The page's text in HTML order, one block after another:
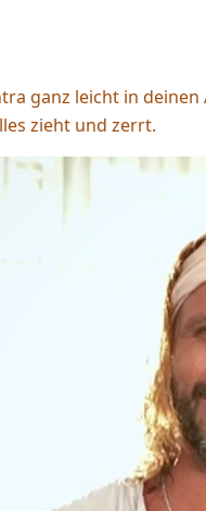
ganz leicht in
zieht und zerrt.